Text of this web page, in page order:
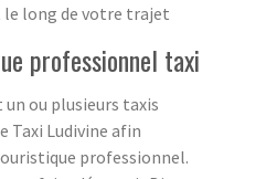
long de votre trajet
professionnel taxi
un ou plusieurs taxis
Taxi Ludivine afin
professionnel.